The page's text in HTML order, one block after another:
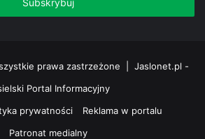
prawa zastrzeżone | Jaslonet.pl -
Portal Informacyjny
prywatności
Reklama w portalu
Patronat medialny